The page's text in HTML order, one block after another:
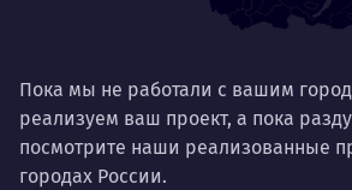
Пока мы не работали с вашим
реализуем ваш проект, а пока
посмотрите наши реализованные
городах России.